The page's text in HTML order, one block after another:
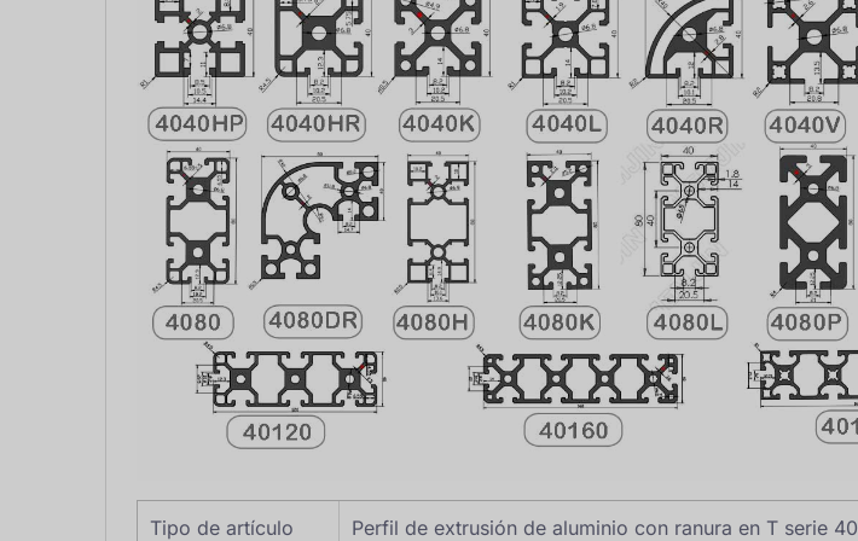
Tipo de artículo Perfil de extrusión de aluminio con ranura en T serie 40